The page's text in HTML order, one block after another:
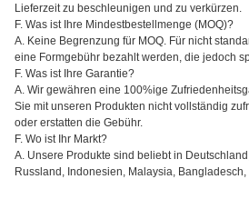
Lieferzeit zu beschleunigen und zu verkürzen.
F. Was ist Ihre Mindestbestellmenge (MOQ)?
A. Keine Begrenzung für MOQ. Für nicht
eine Formgebühr bezahlt werden, die jedoch
F. Was ist Ihre Garantie?
A. Wir gewähren eine 100%ige
Sie mit unseren Produkten nicht vollständig
oder erstatten die Gebühr.
F. Wo ist Ihr Markt?
A. Unsere Produkte sind beliebt in
Russland, Indonesien, Malaysia, Bangladesch,